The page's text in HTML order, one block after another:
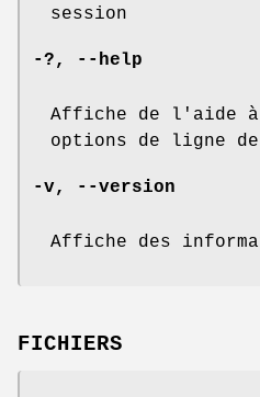
session
-?, --help
Affiche de l'aide à
options de ligne de
-v, --version
Affiche des
FICHIERS